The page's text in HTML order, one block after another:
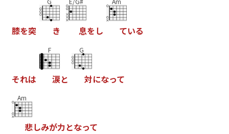
膝を突 き 息をし ている
それは
F
涙と
G
対になって
Am
悲しみが力となって